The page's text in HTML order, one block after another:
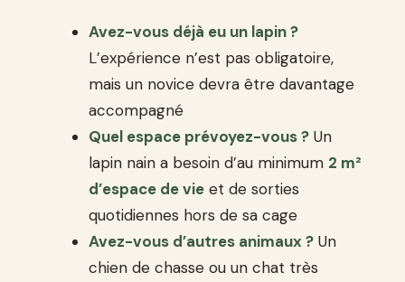
Avez-vous déjà eu un lapin ?
L’expérience n’est pas obligatoire,
mais un novice devra être davantage
accompagné
Quel espace prévoyez-vous ? Un
lapin nain a besoin d’au minimum 2 m²
d’espace de vie et de sorties
quotidiennes hors de sa cage
Avez-vous d’autres animaux ? Un
chien de chasse ou un chat très